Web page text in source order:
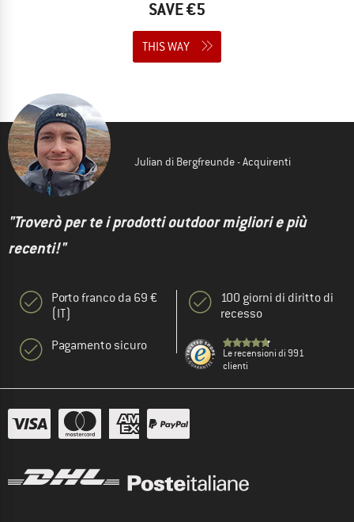
SAVE €5
THIS WAY
Julian di Bergfreunde - Acquirenti
"Troverò per te i prodotti outdoor migliori e più
recenti!"
Porto franco da 69 €
(IT)
Pagamento sicuro
100 giorni di diritto di
recesso
Le recensioni di 991
clienti